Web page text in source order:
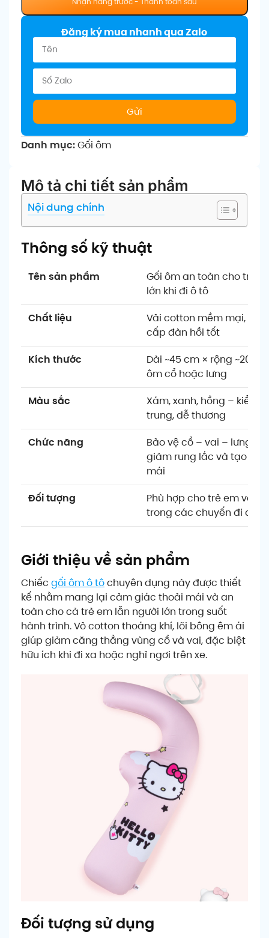
Đăng ký mua nhanh qua Zalo
Gửi
Danh mục:Gối ôm
Mô tả chi tiết sản phẩm
Nội dung chính
Thông số kỹ thuật
Tên sản phẩm
Gối ôm an toàn cho trẻ
lớn khi đi ô tô
Chất liệu
Vải cotton mềm mại,
cấp đàn hồi tốt
Kích thước
Dài ~45 cm × rộng ~20
ôm cổ hoặc lưng
Màu sắc
Xám, xanh, hồng – kiểu
trung, dễ thương
Chức năng
Bảo vệ cổ – vai – lưng
giảm rung lắc và tạo
mái
Đối tượng
Phù hợp cho trẻ em và
trong các chuyến đi dài
Giới thiệu về sản phẩm
Chiếc gối ôm ô tôchuyên dụng này được thiết
kế nhằm mang lại cảm giác thoải mái và an
toàn cho cả trẻ em lẫn người lớn trong suốt
hành trình. Vỏ cotton thoáng khí, lõi bông êm ái
giúp giảm căng thẳng vùng cổ và vai, đặc biệt
hữu ích khi đi xa hoặc nghỉ ngơi trên xe.
Đối tượng sử dụng